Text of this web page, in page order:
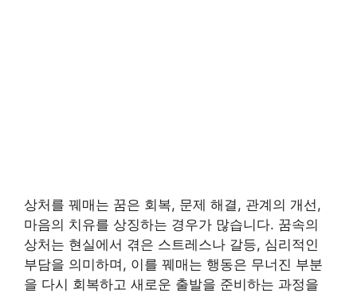
상처를 꿰매는 꿈은 회복, 문제 해결, 관계의 개선,
마음의 치유를 상징하는 경우가 많습니다. 꿈속의
상처는 현실에서 겪은 스트레스나 갈등, 심리적인
부담을 의미하며, 이를 꿰매는 행동은 무너진 부분
을 다시 회복하고 새로운 출발을 준비하는 과정을